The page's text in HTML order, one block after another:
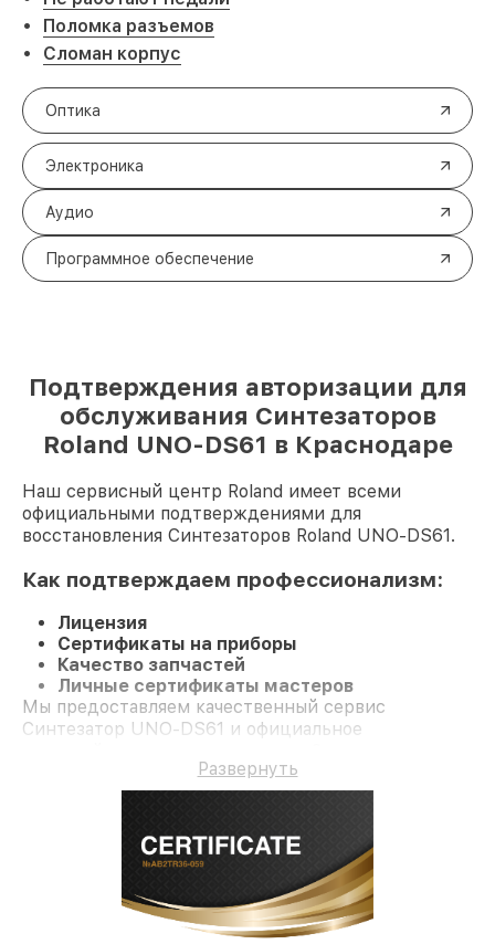
Поломка разъемов
Сломан корпус
Оптика
Электроника
Аудио
Программное обеспечение
Подтверждения авторизации для
обслуживания Синтезаторов
Roland UNO-DS61 в Краснодаре
Наш сервисный центр Roland имеет всеми
официальными подтверждениями для
восстановления Синтезаторов Roland UNO-DS61.
Как подтверждаем профессионализм:
Лицензия
Сертификаты на приборы
Качество запчастей
Личные сертификаты мастеров
Мы предоставляем качественный сервис
Синтезатор UNO-DS61 и официальное
Развернуть